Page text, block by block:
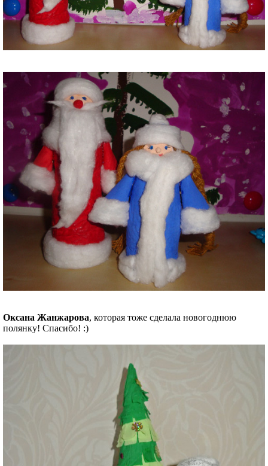
Оксана Жанжарова, которая тоже сделала новогоднюю
полянку! Спасибо! :)